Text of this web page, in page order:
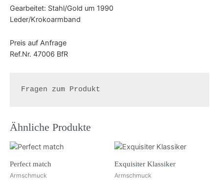
Gearbeitet: Stahl/Gold um 1990
Leder/Krokoarmband
Preis auf Anfrage
Ref.Nr. 47006 BfR
Fragen zum Produkt
Ähnliche Produkte
Perfect match
Armschmuck
Exquisiter Klassiker
Armschmuck